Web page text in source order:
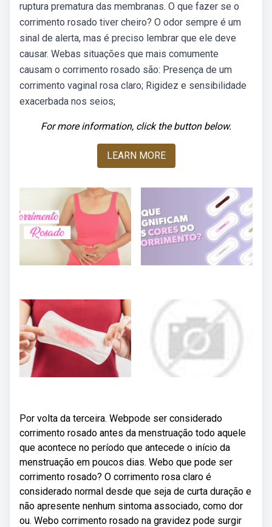
ruptura prematura das membranas. O que fazer se o
corrimento rosado tiver cheiro? O odor sempre é um
sinal de alerta, mas é preciso lembrar que ele deve
causar. Webas situações que mais comumente
causam o corrimento rosado são: Presença de um
corrimento vaginal rosa claro; Rigidez e sensibilidade
exacerbada nos seios;
For more information, click the button below.
LEARN MORE
Por volta da terceira. Webpode ser considerado
corrimento rosado antes da menstruação todo aquele
que acontece no período que antecede o início da
menstruação em poucos dias. Webo que pode ser
corrimento rosado? O corrimento rosa claro é
considerado normal desde que seja de curta duração e
não apresente nenhum sintoma associado, como dor
ou. Webo corrimento rosado na gravidez pode surgir